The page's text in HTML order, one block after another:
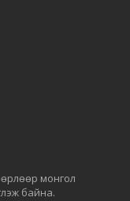
монгол
байна.